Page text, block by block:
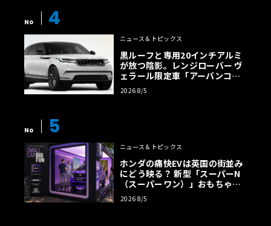
No 4
ニュース＆トピックス
黒ルーフと専用20インチアルミ
が放つ陰影。レンジローバー ヴ
ェラール限定車「アーバンコン
トラスト・エディション」登場
2026 8/5
No 5
ニュース＆トピックス
ホンダの痛快EVは英国の街並み
にどう映る？ 新型「スーパーN
（スーパーワン）」おもちゃ箱
ツアーの全貌
2026 8/5